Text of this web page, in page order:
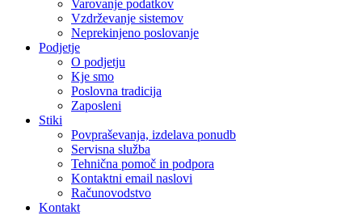
Varovanje podatkov
Vzdrževanje sistemov
Neprekinjeno poslovanje
Podjetje
O podjetju
Kje smo
Poslovna tradicija
Zaposleni
Stiki
Povpraševanja, izdelava ponudb
Servisna služba
Tehnična pomoč in podpora
Kontaktni email naslovi
Računovodstvo
Kontakt